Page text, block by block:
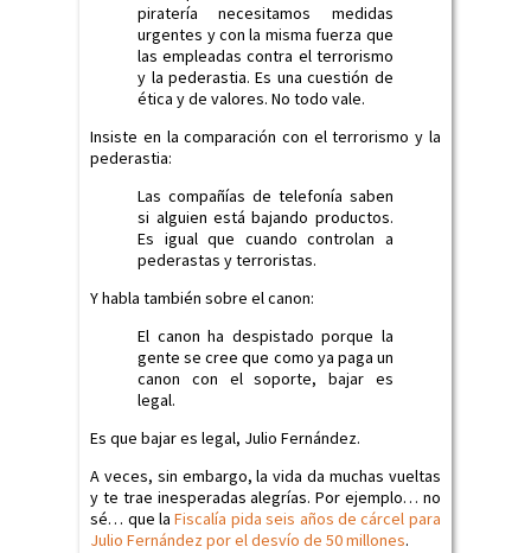
piratería necesitamos medidas
urgentes y con la misma fuerza que
las empleadas contra el terrorismo
y la pederastia. Es una cuestión de
ética y de valores. No todo vale.
Insiste en la comparación con el terrorismo y la
pederastia:
Las compañías de telefonía saben
si alguien está bajando productos.
Es igual que cuando controlan a
pederastas y terroristas.
Y habla también sobre el canon:
El canon ha despistado porque la
gente se cree que como ya paga un
canon con el soporte, bajar es
legal.
Es que bajar es legal, Julio Fernández.
A veces, sin embargo, la vida da muchas vueltas
y te trae inesperadas alegrías. Por ejemplo… no
sé… que laFiscalía pida seis años de cárcel para
Julio Fernández por el desvío de 50 millones.